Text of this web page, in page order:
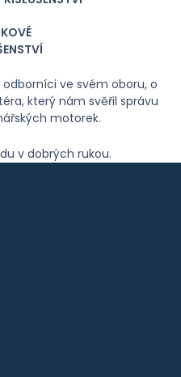
ve svém oboru, o
který nám svěřil správu
motorek.
v dobrých rukou.